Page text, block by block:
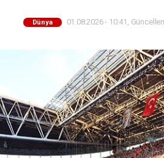
Dünya 01.08.2026 - 10:41,